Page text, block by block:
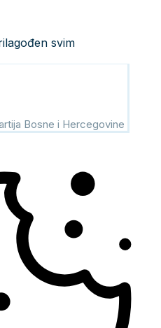
svim
Bosne i Hercegovine